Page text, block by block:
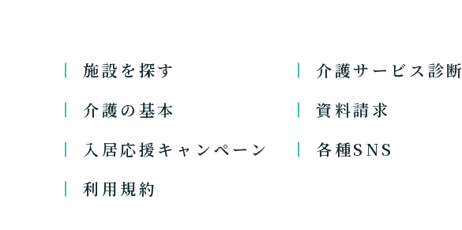
施設を探す 介護サービス診断
介護の基本
資料請求
入居応援キャンペーン
各種SNS
利用規約